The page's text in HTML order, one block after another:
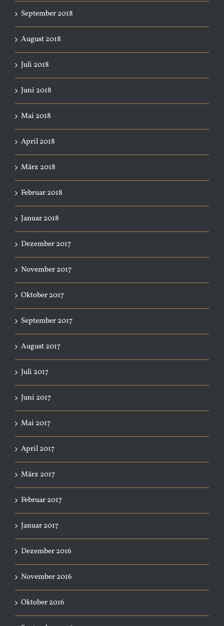
September 2018
August 2018
Juli 2018
Juni 2018
Mai 2018
April 2018
März 2018
Februar 2018
Januar 2018
Dezember 2017
November 2017
Oktober 2017
September 2017
August 2017
Juli 2017
Juni 2017
Mai 2017
April 2017
März 2017
Februar 2017
Januar 2017
Dezember 2016
November 2016
Oktober 2016